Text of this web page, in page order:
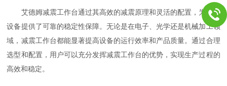
艾德姆减震工作台通过其高效的减震原理和灵活的配置，为精密
设备提供了可靠的稳定性保障。无论是在电子、光学还是机械加工领
域，减震工作台都能显著提高设备的运行效率和产品质量。通过合理
选型和配置，用户可以充分发挥减震工作台的优势，实现生产过程的
高效和稳定。